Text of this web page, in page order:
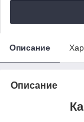
Описание
Описание